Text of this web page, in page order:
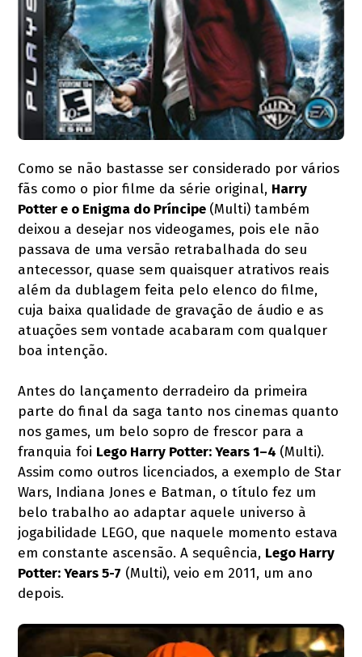
Como se não bastasse ser considerado por vários
fãs como o pior filme da série original, Harry
Potter e o Enigma do Príncipe (Multi) também
deixou a desejar nos videogames, pois ele não
passava de uma versão retrabalhada do seu
antecessor, quase sem quaisquer atrativos reais
além da dublagem feita pelo elenco do filme,
cuja baixa qualidade de gravação de áudio e as
atuações sem vontade acabaram com qualquer
boa intenção.
Antes do lançamento derradeiro da primeira
parte do final da saga tanto nos cinemas quanto
nos games, um belo sopro de frescor para a
franquia foi Lego Harry Potter: Years 1–4 (Multi).
Assim como outros licenciados, a exemplo de Star
Wars, Indiana Jones e Batman, o título fez um
belo trabalho ao adaptar aquele universo à
jogabilidade LEGO, que naquele momento estava
em constante ascensão. A sequência, Lego Harry
Potter: Years 5-7 (Multi), veio em 2011, um ano
depois.